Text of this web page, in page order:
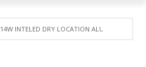
14W INTELED DRY LOCATION ALUMINUM 39.5"